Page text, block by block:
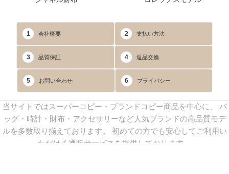
1 会社概要 2 支払い方法
3 品質保証 4 返品交換
5 お問い合わせ 6 プライバシー
当サイトではスーパーコピー・ブランドコピー商品を中心に、 バ
ッグ・時計・財布・アクセサリーなど人気ブランドの高品質モデ
ルを多数取り揃えております。 初めての方でも安心してご利用い
ただける通販サービスを提供しております。